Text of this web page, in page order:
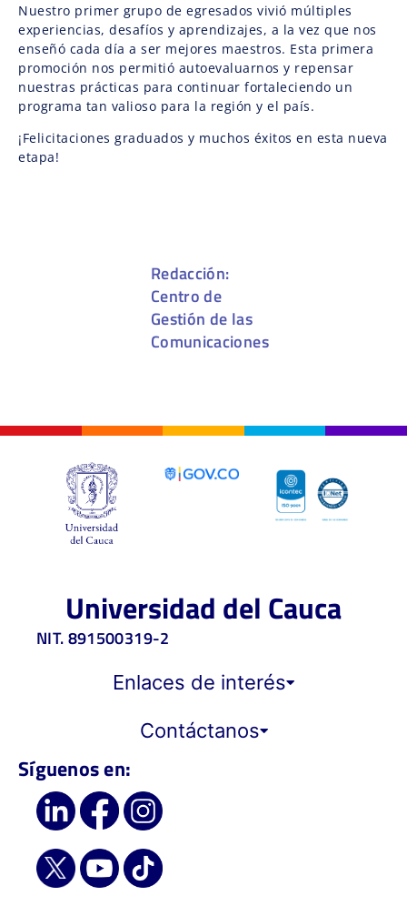
Nuestro primer grupo de egresados vivió múltiples
experiencias, desafíos y aprendizajes, a la vez que nos
enseñó cada día a ser mejores maestros. Esta primera
promoción nos permitió autoevaluarnos y repensar
nuestras prácticas para continuar fortaleciendo un
programa tan valioso para la región y el país.
¡Felicitaciones graduados y muchos éxitos en esta nueva
etapa!
Redacción:
Centro de
Gestión de las
Comunicaciones
Universidad del Cauca
NIT. 891500319-2
Enlaces de interés
Contáctanos
Síguenos en: